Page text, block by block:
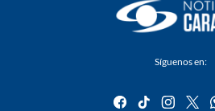
Síguenos en:
facebook
tiktok